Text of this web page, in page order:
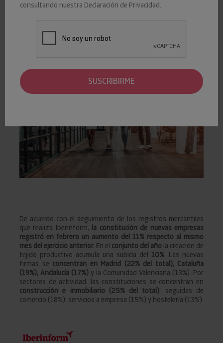
La disolución de empresas registra una caída interanual del
consultando nuestra Declaración de Privacidad.
SUSCRIBIRME
De acuerdo con el seguimiento de los registros mercantiles
que realiza Iberinform, la constitución de nuevas empresas
registró en febrero un aumento del 11% respecto al mismo
mes del ejercicio anterior. En el conjunto del año la creación de
tejido productivo acumula una subida del 10%. Las nuevas
firmas se concentran en Madrid (22% del total), Cataluña
(19%), Andalucía (17%) y la Comunidad Valenciana (13%). Por
sectores de actividad, las constituciones se concentran en
construcción e inmobiliario (25% del total), seguidas de
comercio (18%), servicios a empresa (15%) y hostelería (13%).